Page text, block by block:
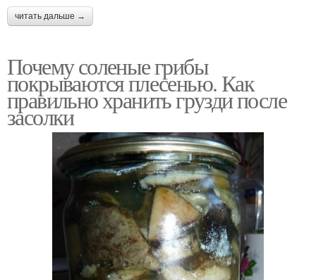
читать дальше →
Почему соленые грибы
покрываются плесенью. Как
правильно хранить грузди после
засолки